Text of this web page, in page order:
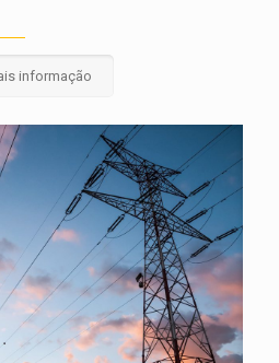
informação